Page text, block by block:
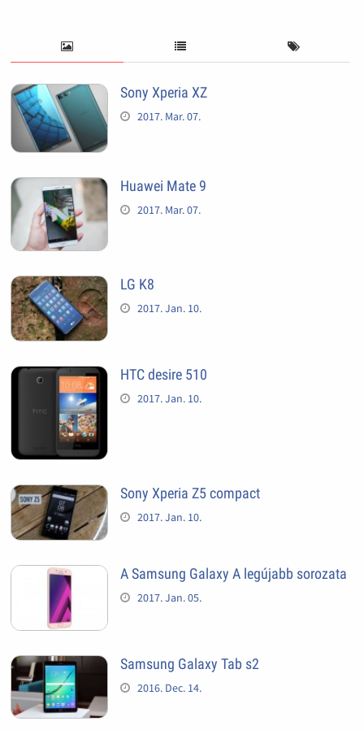
Sony Xperia XZ
2017. Mar. 07.
Huawei Mate 9
2017. Mar. 07.
LG K8
2017. Jan. 10.
HTC desire 510
2017. Jan. 10.
Sony Xperia Z5 compact
2017. Jan. 10.
A Samsung Galaxy A legújabb sorozata
2017. Jan. 05.
Samsung Galaxy Tab s2
2016. Dec. 14.